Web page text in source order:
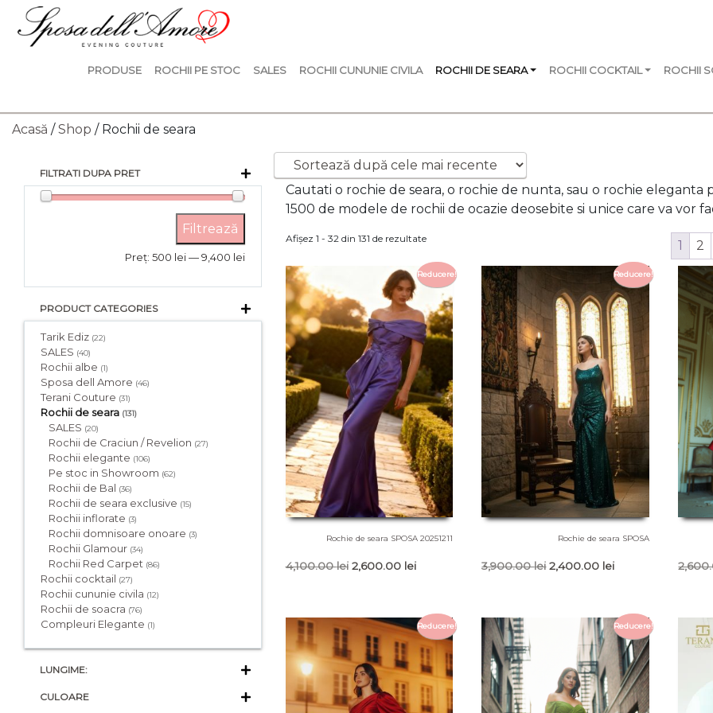
PRODUSE ROCHII PE STOC SALES ROCHII CUNUNIE CIVILA ROCHII DE SEARA ROCHII COCKTAIL ROCHII
Acasă /Shop / Rochii de seara
FILTRATI DUPA PRET
Preț
Minim
Preț
Maxim
Filtrează
Preț: 500 lei—9,400 lei
PRODUCT CATEGORIES
Tarik Ediz (22)
SALES (40)
Rochii albe (1)
Sposa dell Amore (46)
Terani Couture (31)
Rochii de seara (131)
SALES (20)
Rochii de Craciun / Revelion (27)
Rochii elegante (106)
Pe stoc in Showroom (62)
Rochii de Bal (36)
Rochii de seara exclusive (15)
Rochii inflorate (3)
Rochii domnisoare onoare (3)
Rochii Glamour (34)
Rochii Red Carpet (86)
Rochii cocktail (27)
Rochii cununie civila (12)
Rochii de soacra (76)
Compleuri Elegante (1)
LUNGIME:
CULOARE
Rochii de seara
Cautati o rochie de seara, o rochie de nunta, sau o rochie
1500 de modele de rochii de ocazie deosebite si unice care va vor
Afișez 1 - 32 din 131 de rezultateSortat
cele
mai
recente
1 2
Reducere!
Rochie de seara SPOSA 20251211
4,100.00lei Prețul
4,100.00 lei.
2,600.00 leiPrețul
2,600.00 lei.
Reducere!
Rochie de seara SPOSA
3,900.00lei Prețul
3,900.00 lei.
2,400.00 leiPrețul
2,400.00 lei.
Reducere! Reducere!